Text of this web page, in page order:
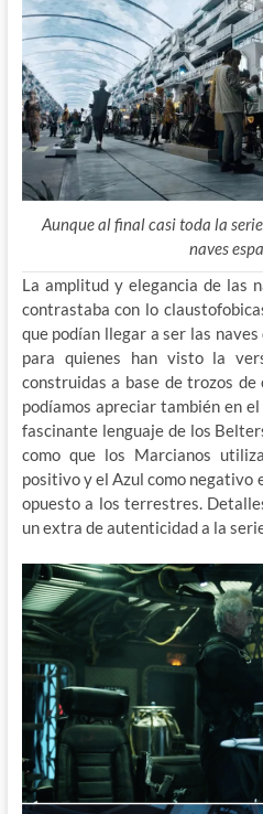
Aunque al final casi toda la
naves
La amplitud y elegancia de las
contrastaba con lo
que podían llegar a ser las
para quienes han visto la
construidas a base de trozos
podíamos apreciar también en
fascinante lenguaje de los
como que los Marcianos
positivo y el Azul como negativo
opuesto a los terrestres.
un extra de autenticidad a la